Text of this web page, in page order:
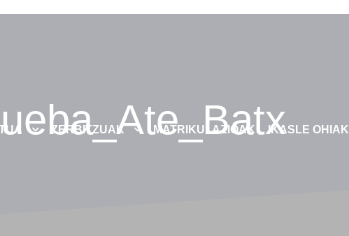
ZERBITZUAK MATRIKULAZIOAK IKASLE OHIAK